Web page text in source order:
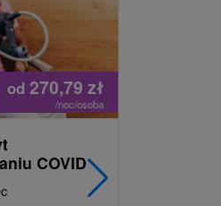
od 270,79 zł
/noc/osoba
COVID